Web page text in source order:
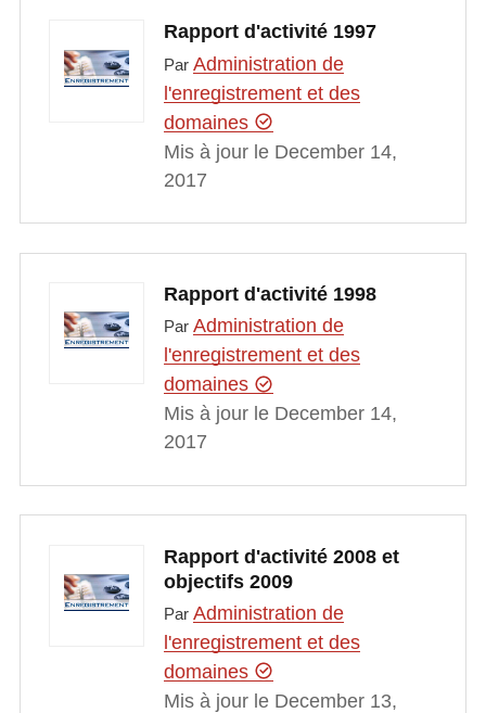
Rapport d'activité 1997
Par Administration de
l'enregistrement et des
domaines
Mis à jour le December 14,
2017
Rapport d'activité 1998
Par Administration de
l'enregistrement et des
domaines
Mis à jour le December 14,
2017
Rapport d'activité 2008 et
objectifs 2009
Par Administration de
l'enregistrement et des
domaines
Mis à jour le December 13,